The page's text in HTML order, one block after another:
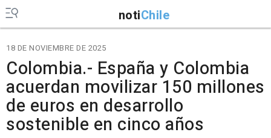
notiChile
18 DE NOVIEMBRE DE 2025
Colombia.- España y Colombia
acuerdan movilizar 150 millones
de euros en desarrollo
sostenible en cinco años